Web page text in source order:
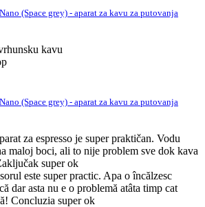
(Space grey) - aparat za kavu za putovanja
kavu
(Space grey) - aparat za kavu za putovanja
za espresso je super praktičan. Vodu
maloj boci, ali to nije problem sve dok kava
super ok
este super practic. Apa o încălzesc
dar asta nu e o problemă atâta timp cat
Concluzia super ok